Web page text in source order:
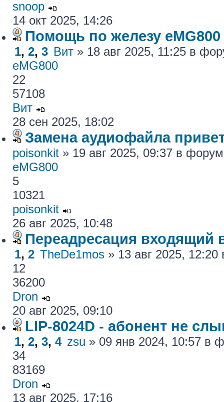
snoop
14 окт 2025, 14:26
Помощь по железу eMG800
1, 2, 3 Вит » 18 авг 2025, 11:25 в
eMG800
22
57108
Вит
28 сен 2025, 18:02
Замена аудиофайла
poisonkit » 19 авг 2025, 09:37 в
eMG800
5
10321
poisonkit
26 авг 2025, 10:48
Переадресация входящий
1, 2 TheDe1mos » 13 авг 2025,
12
36200
Dron
20 авг 2025, 09:10
LIP-8024D - абонент не
1, 2, 3, 4 zsu » 09 янв 2024, 10:57 в
34
83169
Dron
13 авг 2025, 17:16